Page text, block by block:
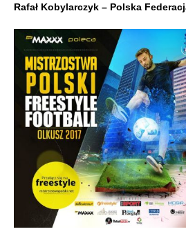
Rafał Kobylarczyk – Polska